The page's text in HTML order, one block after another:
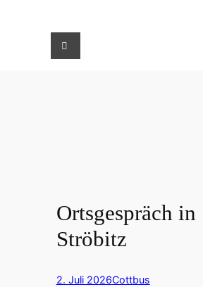
Ortsgespräch in
Ströbitz
2. Juli 2026Cottbus